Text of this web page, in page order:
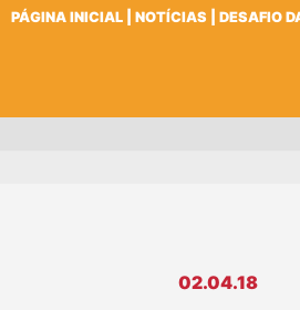
PÁGINA INICIAL NOTÍCIAS DESAFIO
02.04.18